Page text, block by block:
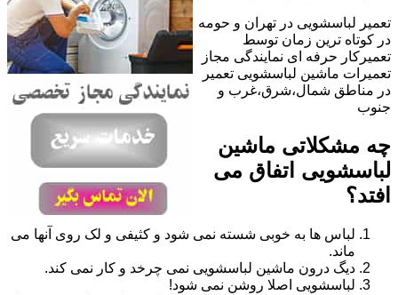
تعمیر لباسشویی در تهران و حومه
در کوتاه ترین زمان توسط
تعمیرکار حرفه ای نمایندگی مجاز
تعمیرات ماشین لباسشویی تعمیر
در مناطق شمال،شرق،غرب و
جنوب
چه مشکلاتی ماشین
لباسشویی اتفاق می
افتد؟
لباس ها به خوبی شسته نمی شود و کثیفی و لک روی آنها می
ماند.
دیگ درون ماشین لباسشویی نمی چرخد و کار نمی کند.
لباسشویی اصلا روشن نمی شود!